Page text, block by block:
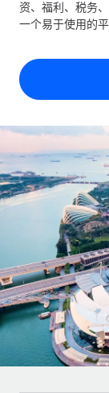
全球薪资
轻松运行合
零实体成
全球合规聘
合同工管
全球合同工
PEO
外包复杂雇
基础设施
Remote
将人力资
覆盖全球
美国各州
Remote
了解我们
成长阶段
初创企业
为成长型
中型市场
通过定制
企业
资源
工具与计算器
误分类
计算任何
合同工
探索全球
通过 REMOTE
研究与指引
案例研究
人力资源术语
定价
中文（简体）
English
Nederlands
Français
Deutsch
Español
Italiano
资、福利、税务
一个易于使用的平